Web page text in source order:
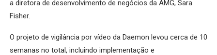
a diretora de desenvolvimento de negócios da AMG, Sara
Fisher.
O projeto de vigilância por vídeo da Daemon levou cerca de 10
semanas no total, incluindo implementação e